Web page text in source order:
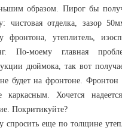
образом. Пирог бы
чистовая отделка, зазор
фронтона, утеплитель,
По-моему главная
дюймока, так вот
будет на фронтоне.
каркасным. Хочется
Покритикуйте?
спросить еще по толщине